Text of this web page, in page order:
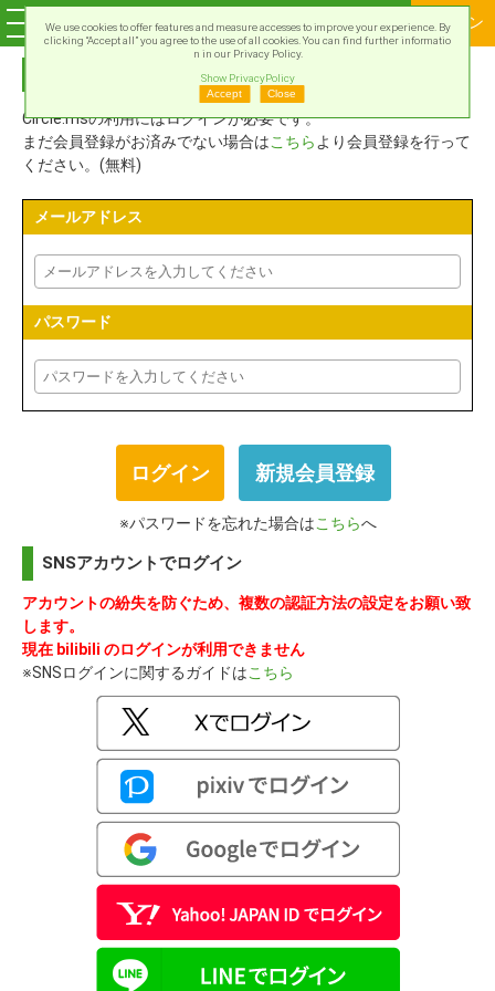
ログイン
Circle.msアカウントでログイン
Circle.msの利用にはログインが必要です。
まだ会員登録がお済みでない場合はこちら より会員登録を行って
ください。(無料)
メールアドレス
パスワード
新規会員登録
※パスワードを忘れた場合はこちらへ
SNSアカウントでログイン
アカウントの紛失を防ぐため、複数の認証方法の設定をお願い致
します。
現在 bilibili のログインが利用できません
※SNSログインに関するガイドはこちら
We use cookies to offer features and measure accesses to improve your experience. By
clicking “Accept all” you agree to the use of all cookies. You can find further informatio
n in our Privacy Policy.
Show PrivacyPolicy
Accept
Close